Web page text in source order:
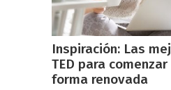
Inspiración: Las
TED para
forma renovada